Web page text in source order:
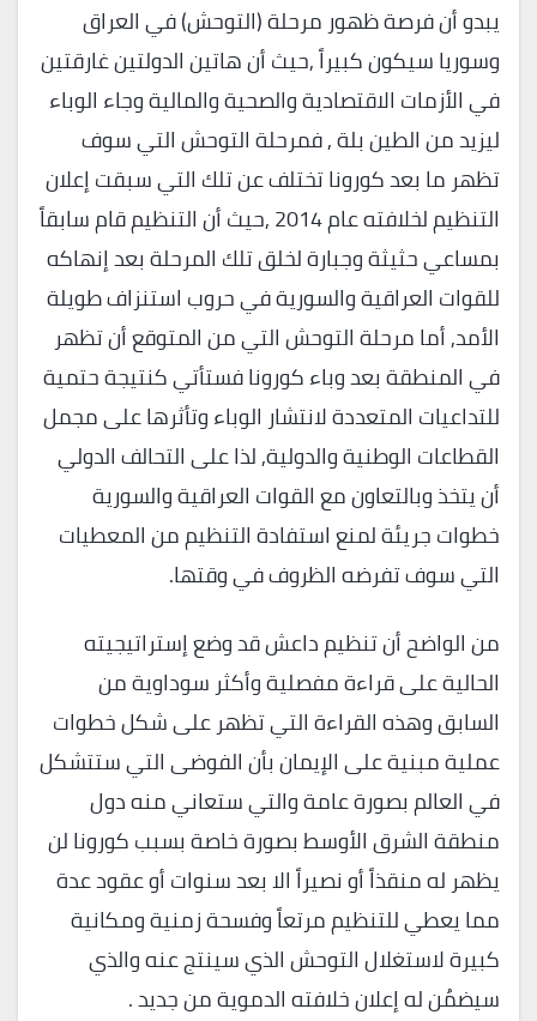
يبدو أن فرصة ظهور مرحلة (التوحش) في العراق
وسوريا سيكون كبيراً ,حيث أن هاتين الدولتين غارقتين
في الأزمات الاقتصادية والصحية والمالية وجاء الوباء
ليزيد من الطين بلة , فمرحلة التوحش التي سوف
تظهر ما بعد كورونا تختلف عن تلك التي سبقت إعلان
التنظيم لخلافته عام 2014 ,حيث أن التنظيم قام سابقاً
بمساعي حثيثة وجبارة لخلق تلك المرحلة بعد إنهاكه
للقوات العراقية والسورية في حروب استنزاف طويلة
الأمد, أما مرحلة التوحش التي من المتوقع أن تظهر
في المنطقة بعد وباء كورونا فستأتي كنتيجة حتمية
للتداعيات المتعددة لانتشار الوباء وتأثرها على مجمل
القطاعات الوطنية والدولية, لذا على التحالف الدولي
أن يتخذ وبالتعاون مع القوات العراقية والسورية
خطوات جريئة لمنع استفادة التنظيم من المعطيات
التي سوف تفرضه الظروف في وقتها.
من الواضح أن تنظيم داعش قد وضع إستراتيجيته
الحالية على قراءة مفصلية وأكثر سوداوية من
السابق وهذه القراءة التي تظهر على شكل خطوات
عملية مبنية على الإيمان بأن الفوضى التي ستتشكل
في العالم بصورة عامة والتي ستعاني منه دول
منطقة الشرق الأوسط بصورة خاصة بسبب كورونا لن
يظهر له منقذاً أو نصيراً الا بعد سنوات أو عقود عدة
مما يعطي للتنظيم مرتعاً وفسحة زمنية ومكانية
كبيرة لاستغلال التوحش الذي سينتج عنه والذي
سيضمُن له إعلان خلافته الدموية من جديد .